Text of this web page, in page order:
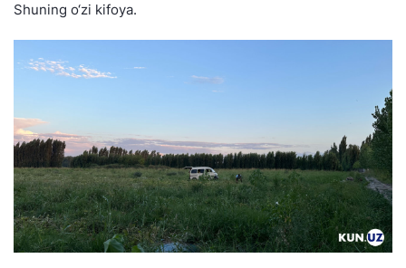
Shuning o‘zi kifoya.